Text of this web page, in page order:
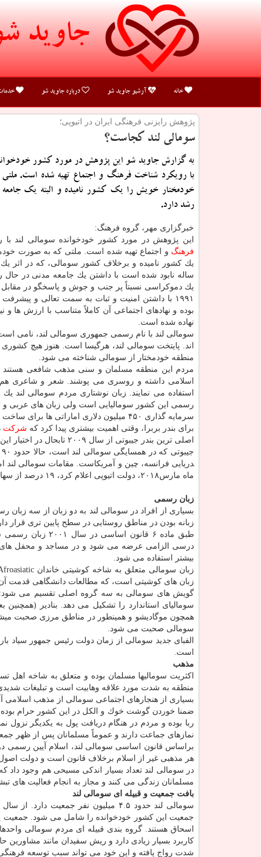
جاوید
خانه آرشیو جاوید شو درباره جاوید شو
پژوهش رایزنی فرهنگی ایران در اتیوپی؛
سومالی لند كجاست؟
به گزارش جاوید شو این پژوهش در مورد كشور
با رویكرد شناخت فرهنگ و اجتماع تهیه شده است.
خودمختار خویش را یك كشور نامیده و البته یك
رشد دارد.
خبرگزاری مهر، گروه فرهنگ:
این پژوهش در مورد كشور خودخوانده سومالی لند با
فرهنگ و اجتماع تهیه شده است. ملتی كه به صورت
یك كشور نامیده و برخلاف كشور سومالی، كه در اثر
ساله نابود شده است با داشتن یك جامعه مدنی در حال
یك دموكراسی نسبتاً پر جنب و جوش و پاسخگو در مقابل
۱۹۹۱ با داشتن امنیت و ثبات به سمت تعالی و
بوده و نهادهای اجتماعی آن كاملاً متناسب با ارزش ها و
نهاده شده است.
اند. پایتخت سومالی لند، هرگیسا است. هنوز هیچ
منطقه خودمختار از سومالی شناخته می شود.
مردم این منطقه مسلمان و سنی مذهب شافعی هستند
اسلامی داشته و روسری می پوشند. شعر و شاعری هم
رسمی این كشور سومالیایی است ولی زبان های عربی و
سرمایه گذاری ۴۵۰ میلیون دلاری اماراتی ها برای ساخت بندر در بربرا، بزرگترین سرمایه گذاری طی سال های اخیر بوده است.
برای بندر بربرا، وقتی اهمیت بیشتری پیدا كرد كه شركت
اصلی ترین بندر جیبوتی از سال ۲۰۰۹ تابحال در اختیار این شركت بود.
دریایی فرانسه، چین و آمریكاست. مقامات سومالی لند
ماه مارس۲۰۱۸، دولت اتیوپی اعلام كرد، ۱۹ درصد از سهام بندر بربرا را خریده است.
زبان رسمی
بسیاری از افراد در سومالی ­لند به دو زبان از سه
زبانه بودن در مناطق روستایی در سطح پایین ­تری قرار
طبق ماده ۶ قانون
درسی الزامی عرضه می شود و در مساجد و محفل های
بیشتر استفاده می شود.
زبان های كوشیتی است، كه مطالعات دانشگاهی قدمت آن را به پیش از
گویش های سومالی به سه گروه اصلی تقسیم می شود:
سومالیای استاندارد را تشكیل می دهد. بنادیر
سومالی صحبت می شود.
است.
مذهب
اكثریت سومالی­ها مسلمان بوده و متعلق به شاخه
منطقه به شدت مورد علاقه وهابیت است و تبلیغات
بسیاری از هنجارهای اجتماعی سومالی از مذهب اسلامی
ضمنا خوردن گوشت خوك و الكل در این كشور حرام
ربا بوده و مردم در هنگام دریافت پول به یكدیگر نزول
نمازهای جماعت دارند و عموماً مسلمانان پس از ظهر
براساس قانون اساسی سومالی­ لند، اسلام آیین رسمی
هر مذهبی غیر از اسلام برخلاف قانون است و دولت
در سومالی­ لند تعداد بسیار اندكی مسیحی هم وجود
مسلمانان زندگی می كنند و مجاز به انجام فعالیت های
بافت جمعیت و قبیله ای سومالی لند
جمعیت این كشور خودخوانده را شامل می ­شود. جمعیت پنج
اسحاق هستند. گروه بندی قبیله ای مردم سومالی
كاربرد بسیار زیادی دارد و ریش سفیدان مانند مشاورین
شدت رواج یافته و این خود می تواند سبب توسعه